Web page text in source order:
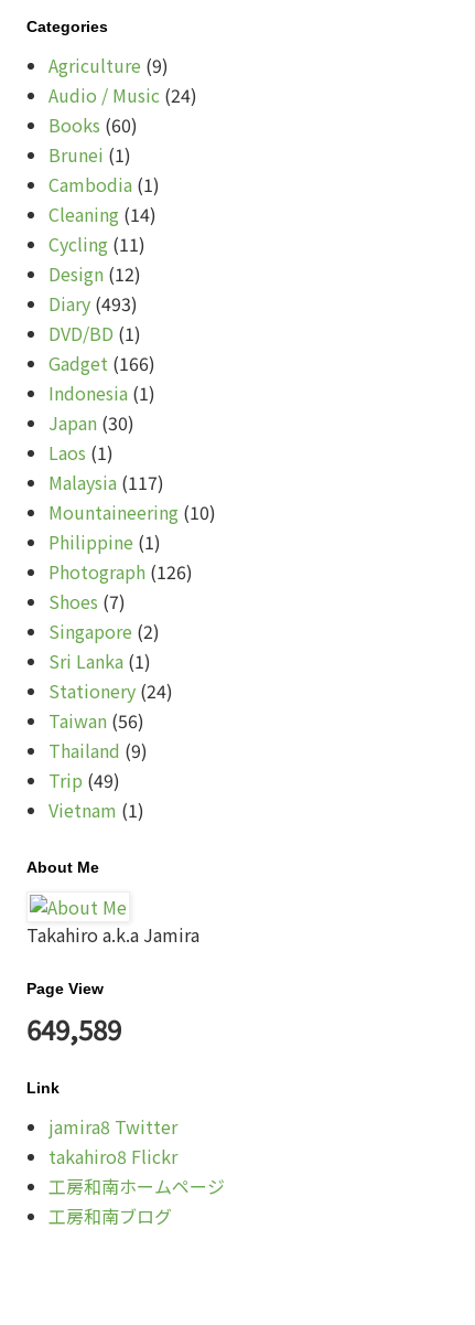
Categories
Agriculture (9)
Audio / Music (24)
Books (60)
Brunei (1)
Cambodia (1)
Cleaning (14)
Cycling (11)
Design (12)
Diary (493)
DVD/BD (1)
Gadget (166)
Indonesia (1)
Japan (30)
Laos (1)
Malaysia (117)
Mountaineering (10)
Philippine (1)
Photograph (126)
Shoes (7)
Singapore (2)
Sri Lanka (1)
Stationery (24)
Taiwan (56)
Thailand (9)
Trip (49)
Vietnam (1)
About Me
Takahiro a.k.a Jamira
Page View
649,589
Link
jamira8 Twitter
takahiro8 Flickr
工房和南ホームページ
工房和南ブログ